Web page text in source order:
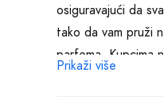
osiguravajući da
tako da vam pruži
parfema. Kupcima
Prikaži više